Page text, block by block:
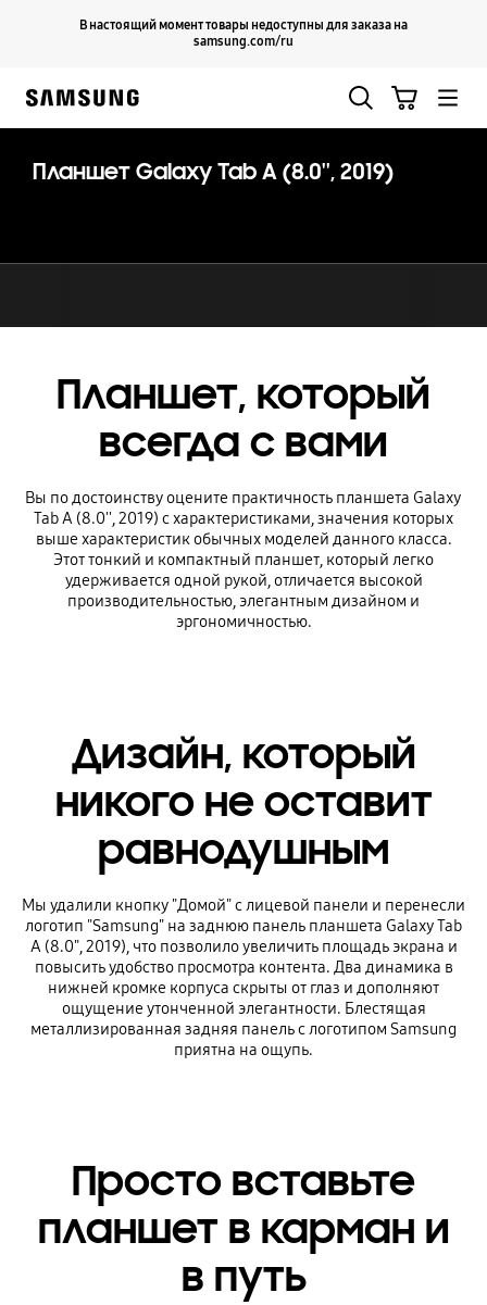
В настоящий момент товары недоступны для заказа на
samsung.com/ru
Продолжить
Планшет Galaxy Tab A (8.0'', 2019)
Планшет, который
всегда с вами
Вы по достоинству оцените практичность планшета Galaxy
Tab A (8.0'', 2019) с характеристиками, значения которых
выше характеристик обычных моделей данного класса.
Этот тонкий и компактный планшет, который легко
удерживается одной рукой, отличается высокой
производительностью, элегантным дизайном и
эргономичностью.
Дизайн, который
никого не оставит
равнодушным
Мы удалили кнопку "Домой" с лицевой панели и перенесли
логотип "Samsung" на заднюю панель планшета Galaxy Tab
A (8.0", 2019), что позволило увеличить площадь экрана и
повысить удобство просмотра контента. Два динамика в
нижней кромке корпуса скрыты от глаз и дополняют
ощущение утонченной элегантности. Блестящая
металлизированная задняя панель с логотипом Samsung
приятна на ощупь.
Просто вставьте
планшет в карман и
в путь